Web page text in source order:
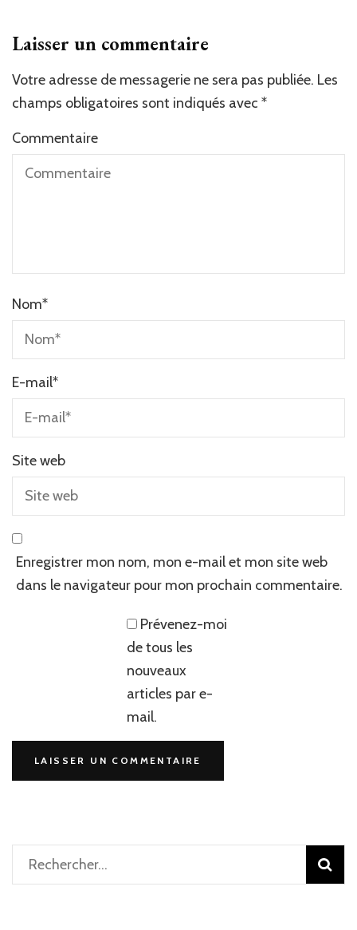
Laisser un commentaire
Votre adresse de messagerie ne sera pas publiée. Les
champs obligatoires sont indiqués avec *
Commentaire
Nom*
E-mail*
Site web
Enregistrer mon nom, mon e-mail et mon site web
dans le navigateur pour mon prochain commentaire.
Prévenez-moi
de tous les
nouveaux
articles par e-
mail.
Rechercher :